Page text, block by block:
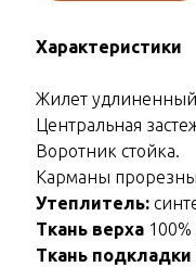
Характеристики
Жилет удлиненный
Центральная
Воротник стойка.
Карманы
Утеплитель:
Ткань верха
Ткань подкладки